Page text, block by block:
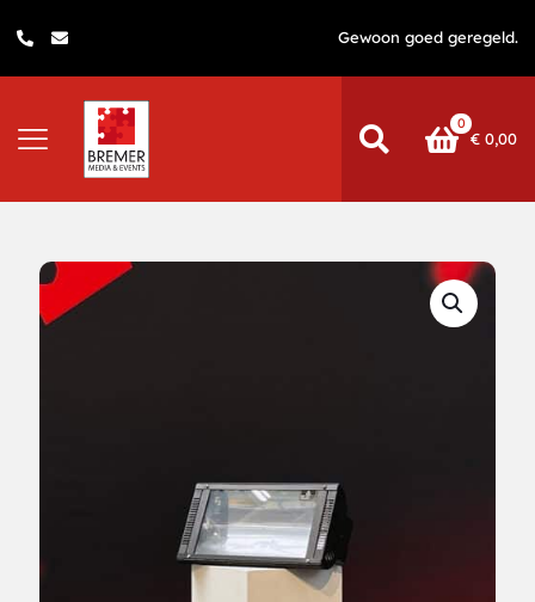
Gewoon goed geregeld.
0
€ 0,00